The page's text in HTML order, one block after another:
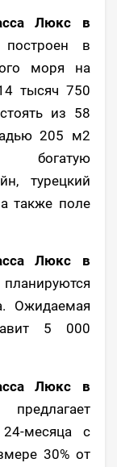
Люкс в
в
моря на
тысяч 750
из 58
205 м2
богатую
турецкий
также поле
Люкс в
Ожидаемая
5 000
Люкс в
месяца с
30% от